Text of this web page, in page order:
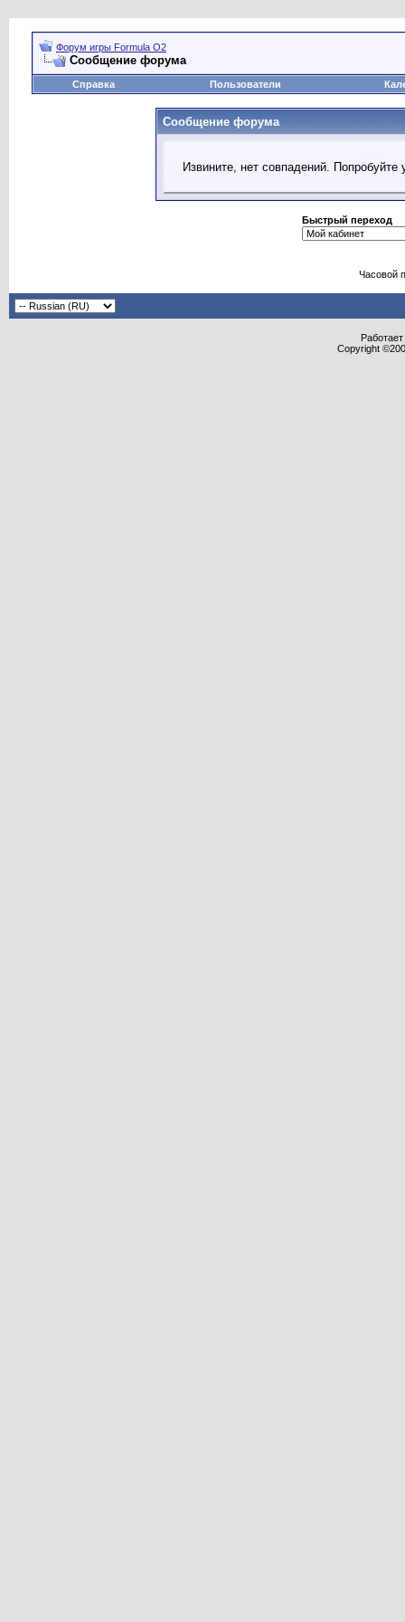
Форум игры Formula O2
Сообщение форума
Справка Пользователи
Сообщение форума
Извините, нет совпадений.
Быстрый переход
Часовой
Copyright